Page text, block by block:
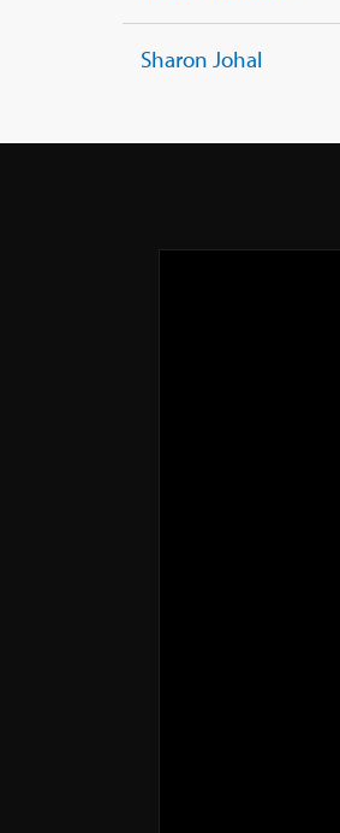
Sharon Johal